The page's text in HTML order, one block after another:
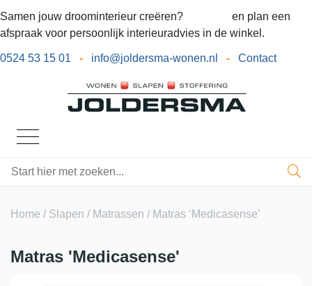
Samen jouw droominterieur creëren?
en plan een
afspraak voor persoonlijk interieuradvies in de winkel.
0524 53 15 01 - info@joldersma-wonen.nl - Contact
Home / Slapen / Matrassen / Matras ‘Medicasense’
Matras 'Medicasense'